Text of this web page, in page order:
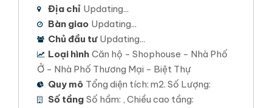
đúng như yêu cầu của quý khách hàng.
NHIỆT TÌNH – CHÍNH XÁC – CHUYÊN NGHIỆP
Địa chỉ Updating...
Bàn giao Updating...
Chủ đầu tư Updating...
Loại hình Căn hộ - Shophouse - Nhà Phố
Ở - Nhà Phố Thương Mại - Biệt Thự
Quy mô Tổng diện tích: m2. Số Lượng:
Số tầng Số hầm: , Chiều cao tầng: